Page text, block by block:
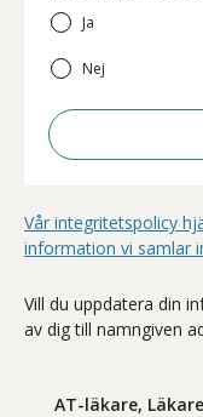
Ja
Nej
Vår integritetspolicy
information vi samlar
Vill du uppdatera din
av dig till namngiven
AT-läkare,